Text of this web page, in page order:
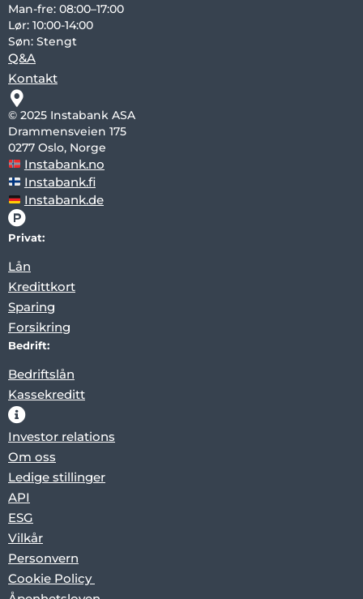
Man-fre: 08:00–17:00
Lør: 10:00-14:00
Søn: Stengt
Q&A
Kontakt
© 2025 Instabank ASA
Drammensveien 175
0277 Oslo, Norge
Instabank.no
Instabank.fi
Instabank.de
Privat:
Lån
Kredittkort
Sparing
Forsikring
Bedrift:
Bedriftslån
Kassekreditt
Investor relations
Om oss
Ledige stillinger
API
ESG
Vilkår
Personvern
Cookie Policy